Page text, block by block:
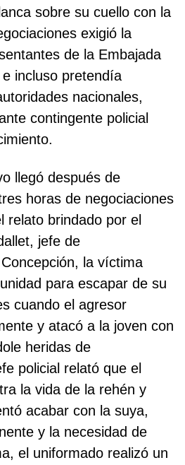
sobre su cuello con la
exigió la
de la Embajada
incluso pretendía
nacionales,
contingente policial
llegó después de
horas de negociaciones
relato brindado por el
jefe de
la víctima
para escapar de su
cuando el agresor
y atacó a la joven con
heridas de
policial relató que el
la vida de la rehén y
acabar con la suya,
y la necesidad de
el uniformado realizó un